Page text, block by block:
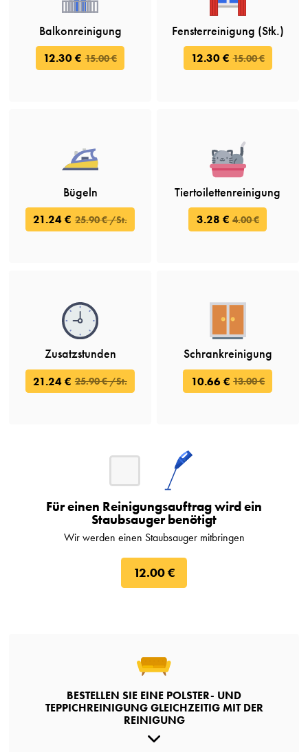
Balkonreinigung
12.30 € 15.00 €
Fensterreinigung (Stk.)
12.30 € 15.00 €
Bügeln
21.24 € 25.90 € /St.
Tiertoilettenreinigung
3.28 € 4.00 €
Zusatzstunden
21.24 € 25.90 € /St.
Schrankreinigung
10.66 € 13.00 €
Für einen Reinigungsauftrag wird ein
Staubsauger benötigt
Wir werden einen Staubsauger mitbringen
12.00 €
BESTELLEN SIE EINE POLSTER- UND
TEPPICHREINIGUNG GLEICHZEITIG MIT DER
REINIGUNG